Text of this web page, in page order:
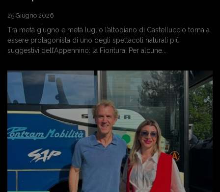
25 Giugno 2026
Tra metà giugno e metà luglio l’altopiano di Castelluccio torna a
essere protagonista di uno degli spettacoli naturali più
suggestivi dell’Appennino: la Fioritura. Per alcune...